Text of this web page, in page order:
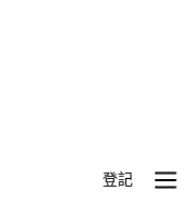
登記